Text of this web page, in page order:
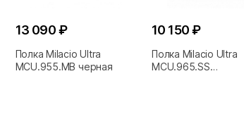
13 090 ₽
Полка Milacio Ultra
MCU.955.MB черная
10 150 ₽
Полка Milacio Ultra
MCU.965.SS